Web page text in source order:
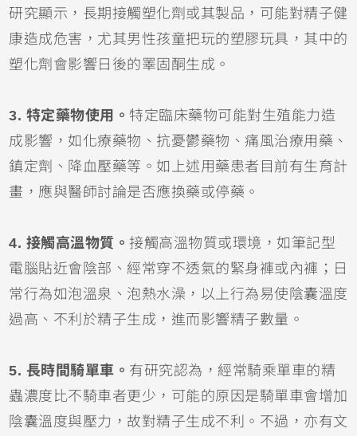
研究顯示，長期接觸塑化劑或其製品，可能對精子健
康造成危害，尤其男性孩童把玩的塑膠玩具，其中的
塑化劑會影響日後的睪固酮生成。
3. 特定藥物使用。特定臨床藥物可能對生殖能力造
成影響，如化療藥物、抗憂鬱藥物、痛風治療用藥、
鎮定劑、降血壓藥等。如上述用藥患者目前有生育計
畫，應與醫師討論是否應換藥或停藥。
4. 接觸高溫物質。接觸高溫物質或環境，如筆記型
電腦貼近會陰部、經常穿不透氣的緊身褲或內褲；日
常行為如泡溫泉、泡熱水澡，以上行為易使陰囊溫度
過高、不利於精子生成，進而影響精子數量。
5. 長時間騎單車。 有研究認為，經常騎乘單車的精
蟲濃度比不騎車者更少，可能的原因是騎單車會增加
陰囊溫度與壓力，故對精子生成不利。不過，亦有文